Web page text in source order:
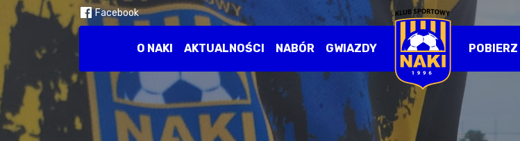
Facebook
O NAKI AKTUALNOŚCI NABÓR GWIAZDY POBIERZ